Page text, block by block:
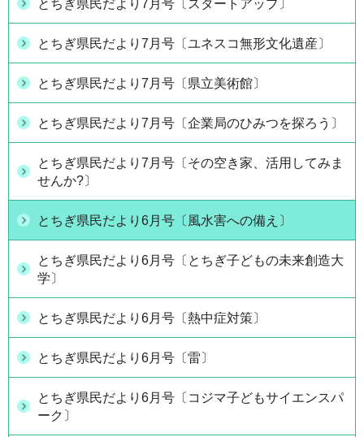
とちぎ県民だより7月号〔スタートアップ〕
とちぎ県民だより7月号〔ユネスコ無形文化遺産〕
とちぎ県民だより7月号〔県立美術館〕
とちぎ県民だより7月号〔企業局のひみつを探ろう〕
とちぎ県民だより7月号〔その空き家、活用してみま
せんか?〕
とちぎ県民だより6月号〔風水害への備え〕
とちぎ県民だより6月号〔とちぎ子どもの未来創造大
学〕
とちぎ県民だより6月号〔熱中症対策〕
とちぎ県民だより6月号〔雷〕
とちぎ県民だより6月号〔コジマ子どもサイエンスパ
ーク〕